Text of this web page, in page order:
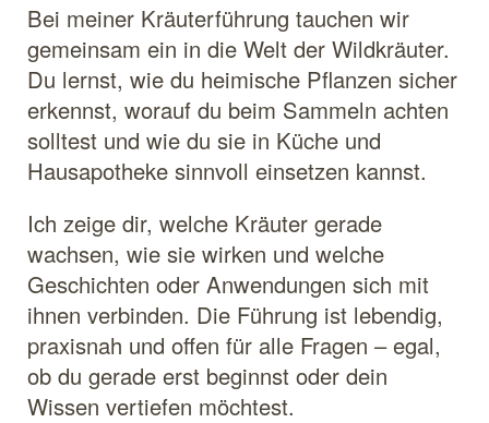
Bei meiner Kräuterführung tauchen wir
gemeinsam ein in die Welt der Wildkräuter.
Du lernst, wie du heimische Pflanzen sicher
erkennst, worauf du beim Sammeln achten
solltest und wie du sie in Küche und
Hausapotheke sinnvoll einsetzen kannst.
Ich zeige dir, welche Kräuter gerade
wachsen, wie sie wirken und welche
Geschichten oder Anwendungen sich mit
ihnen verbinden. Die Führung ist lebendig,
praxisnah und offen für alle Fragen – egal,
ob du gerade erst beginnst oder dein
Wissen vertiefen möchtest.